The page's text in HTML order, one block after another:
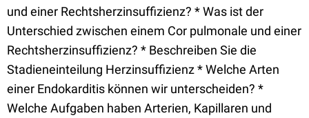
und einer Rechtsherzinsuffizienz? * Was ist der
Unterschied zwischen einem Cor pulmonale und einer
Rechtsherzinsuffizienz? * Beschreiben Sie die
Stadieneinteilung Herzinsuffizienz * Welche Arten
einer Endokarditis können wir unterscheiden? *
Welche Aufgaben haben Arterien, Kapillaren und